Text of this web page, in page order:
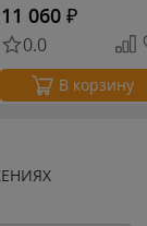
11 060 ₽
0.0
В корзину